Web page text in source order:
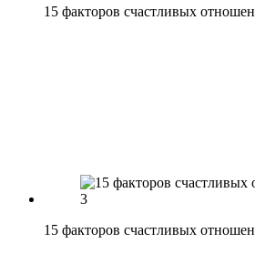
15 факторов счастливых
15 факторов счастливых